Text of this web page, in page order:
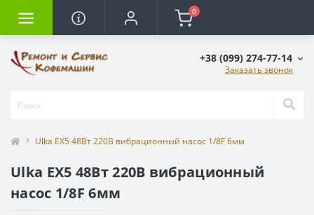
0
+38 (099) 274-77-14
Заказать звонок
Ulka EX5 48Вт 220В вибрационный насос 1/8F 6мм
Ulka EX5 48Вт 220В вибрационный
насос 1/8F 6мм